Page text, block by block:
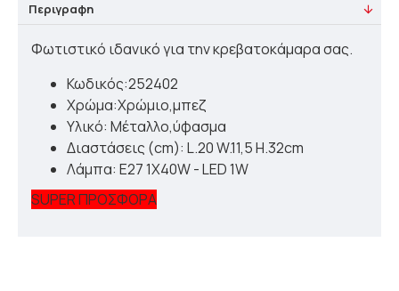
Περιγραφη
Φωτιστικό ιδανικό για την κρεβατοκάμαρα σας.
Κωδικός:252402
Χρώμα:Χρώμιο,μπεζ
Υλικό: Μέταλλο,ύφασμα
Διαστάσεις (cm): L.20 W.11,5 H.32cm
Λάμπα: E27 1X40W - LED 1W
SUPER ΠΡΟΣΦΟΡΑ